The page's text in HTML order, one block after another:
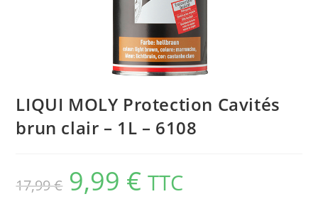
LIQUI MOLY Protection Cavités
brun clair – 1L – 6108
17,99€ 9,99 € TTC